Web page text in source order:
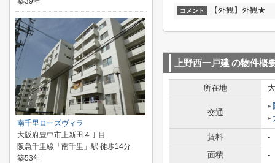
コメント 【外観】外観★
上野西一戸建の物件概
所在地
交通
賃料
-
面積
-
南千里ローズヴィラ
大阪府豊中市上新田４丁目
阪急千里線「南千里」駅 徒歩14分
築53年